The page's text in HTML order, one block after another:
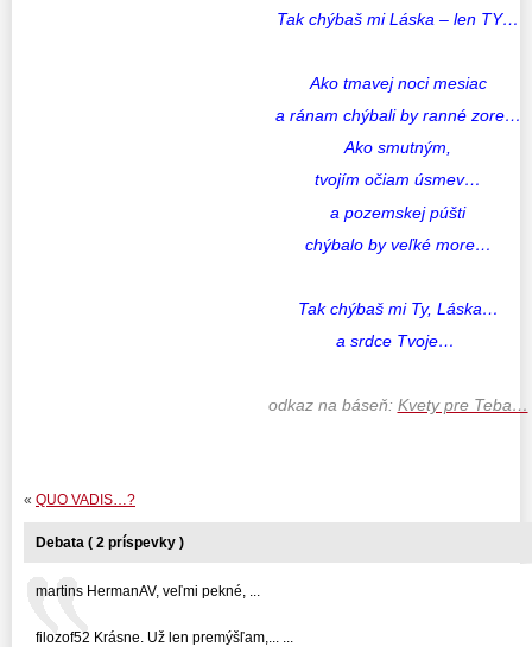
Tak chýbaš mi Láska – len TY…
Ako tmavej noci mesiac
a ránam chýbali by ranné zore…
Ako smutným,
tvojím očiam úsmev…
a pozemskej púšti
chýbalo by veľké more…
Tak chýbaš mi Ty, Láska…
a srdce Tvoje…
odkaz na báseň: Kvety pre Teba…
« QUO VADIS…?
Debata ( 2 príspevky )
martins HermanAV, veľmi pekné, ...
filozof52 Krásne. Už len premýšľam,... ...